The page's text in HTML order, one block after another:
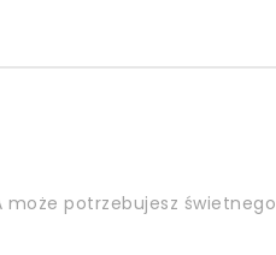
może potrzebujesz świetnego